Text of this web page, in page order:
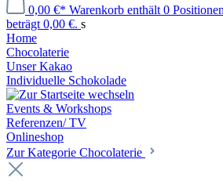
0,00 €* Warenkorb enthält 0
beträgt 0,00 €. s
Home
Chocolaterie
Unser Kakao
Individuelle Schokolade
Events & Workshops
Referenzen/ TV
Onlineshop
Zur Kategorie Chocolaterie